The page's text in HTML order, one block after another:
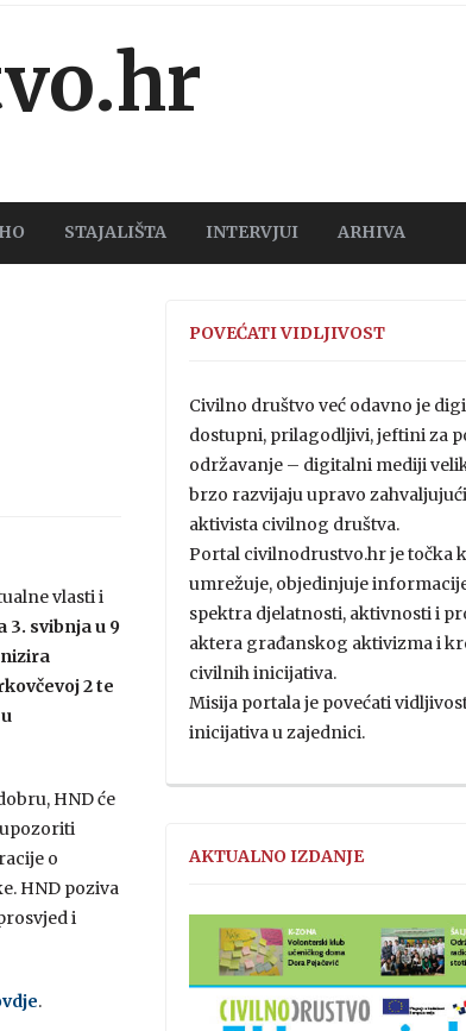
STAJALIŠTA INTERVJUI ARHIVA
vlasti i
3. svibnja u 9
2 te
HND će
o
HND poziva
i
.
POVEĆATI VIDLJIVOST
Civilno društvo već odavno je
dostupni, prilagodljivi, jeftini za
održavanje – digitalni mediji
brzo razvijaju upravo
aktivista civilnog društva.
Portal civilnodrustvo.hr je točka
umrežuje, objedinjuje
spektra djelatnosti, aktivnosti i
aktera građanskog aktivizma i
civilnih inicijativa.
Misija portala je povećati
inicijativa u zajednici.
AKTUALNO IZDANJE